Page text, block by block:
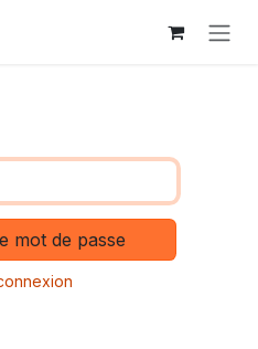
mot de passe